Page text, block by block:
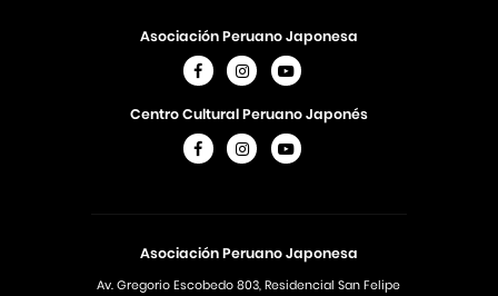
Asociación Peruano Japonesa
Av. Gregorio Escobedo 803, Residencial San Felipe
Asociación Peruano Japonesa
Centro Cultural Peruano Japonés